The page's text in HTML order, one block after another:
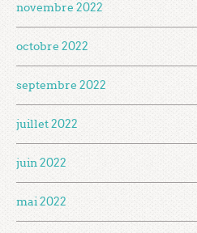
novembre 2022
octobre 2022
septembre 2022
juillet 2022
juin 2022
mai 2022